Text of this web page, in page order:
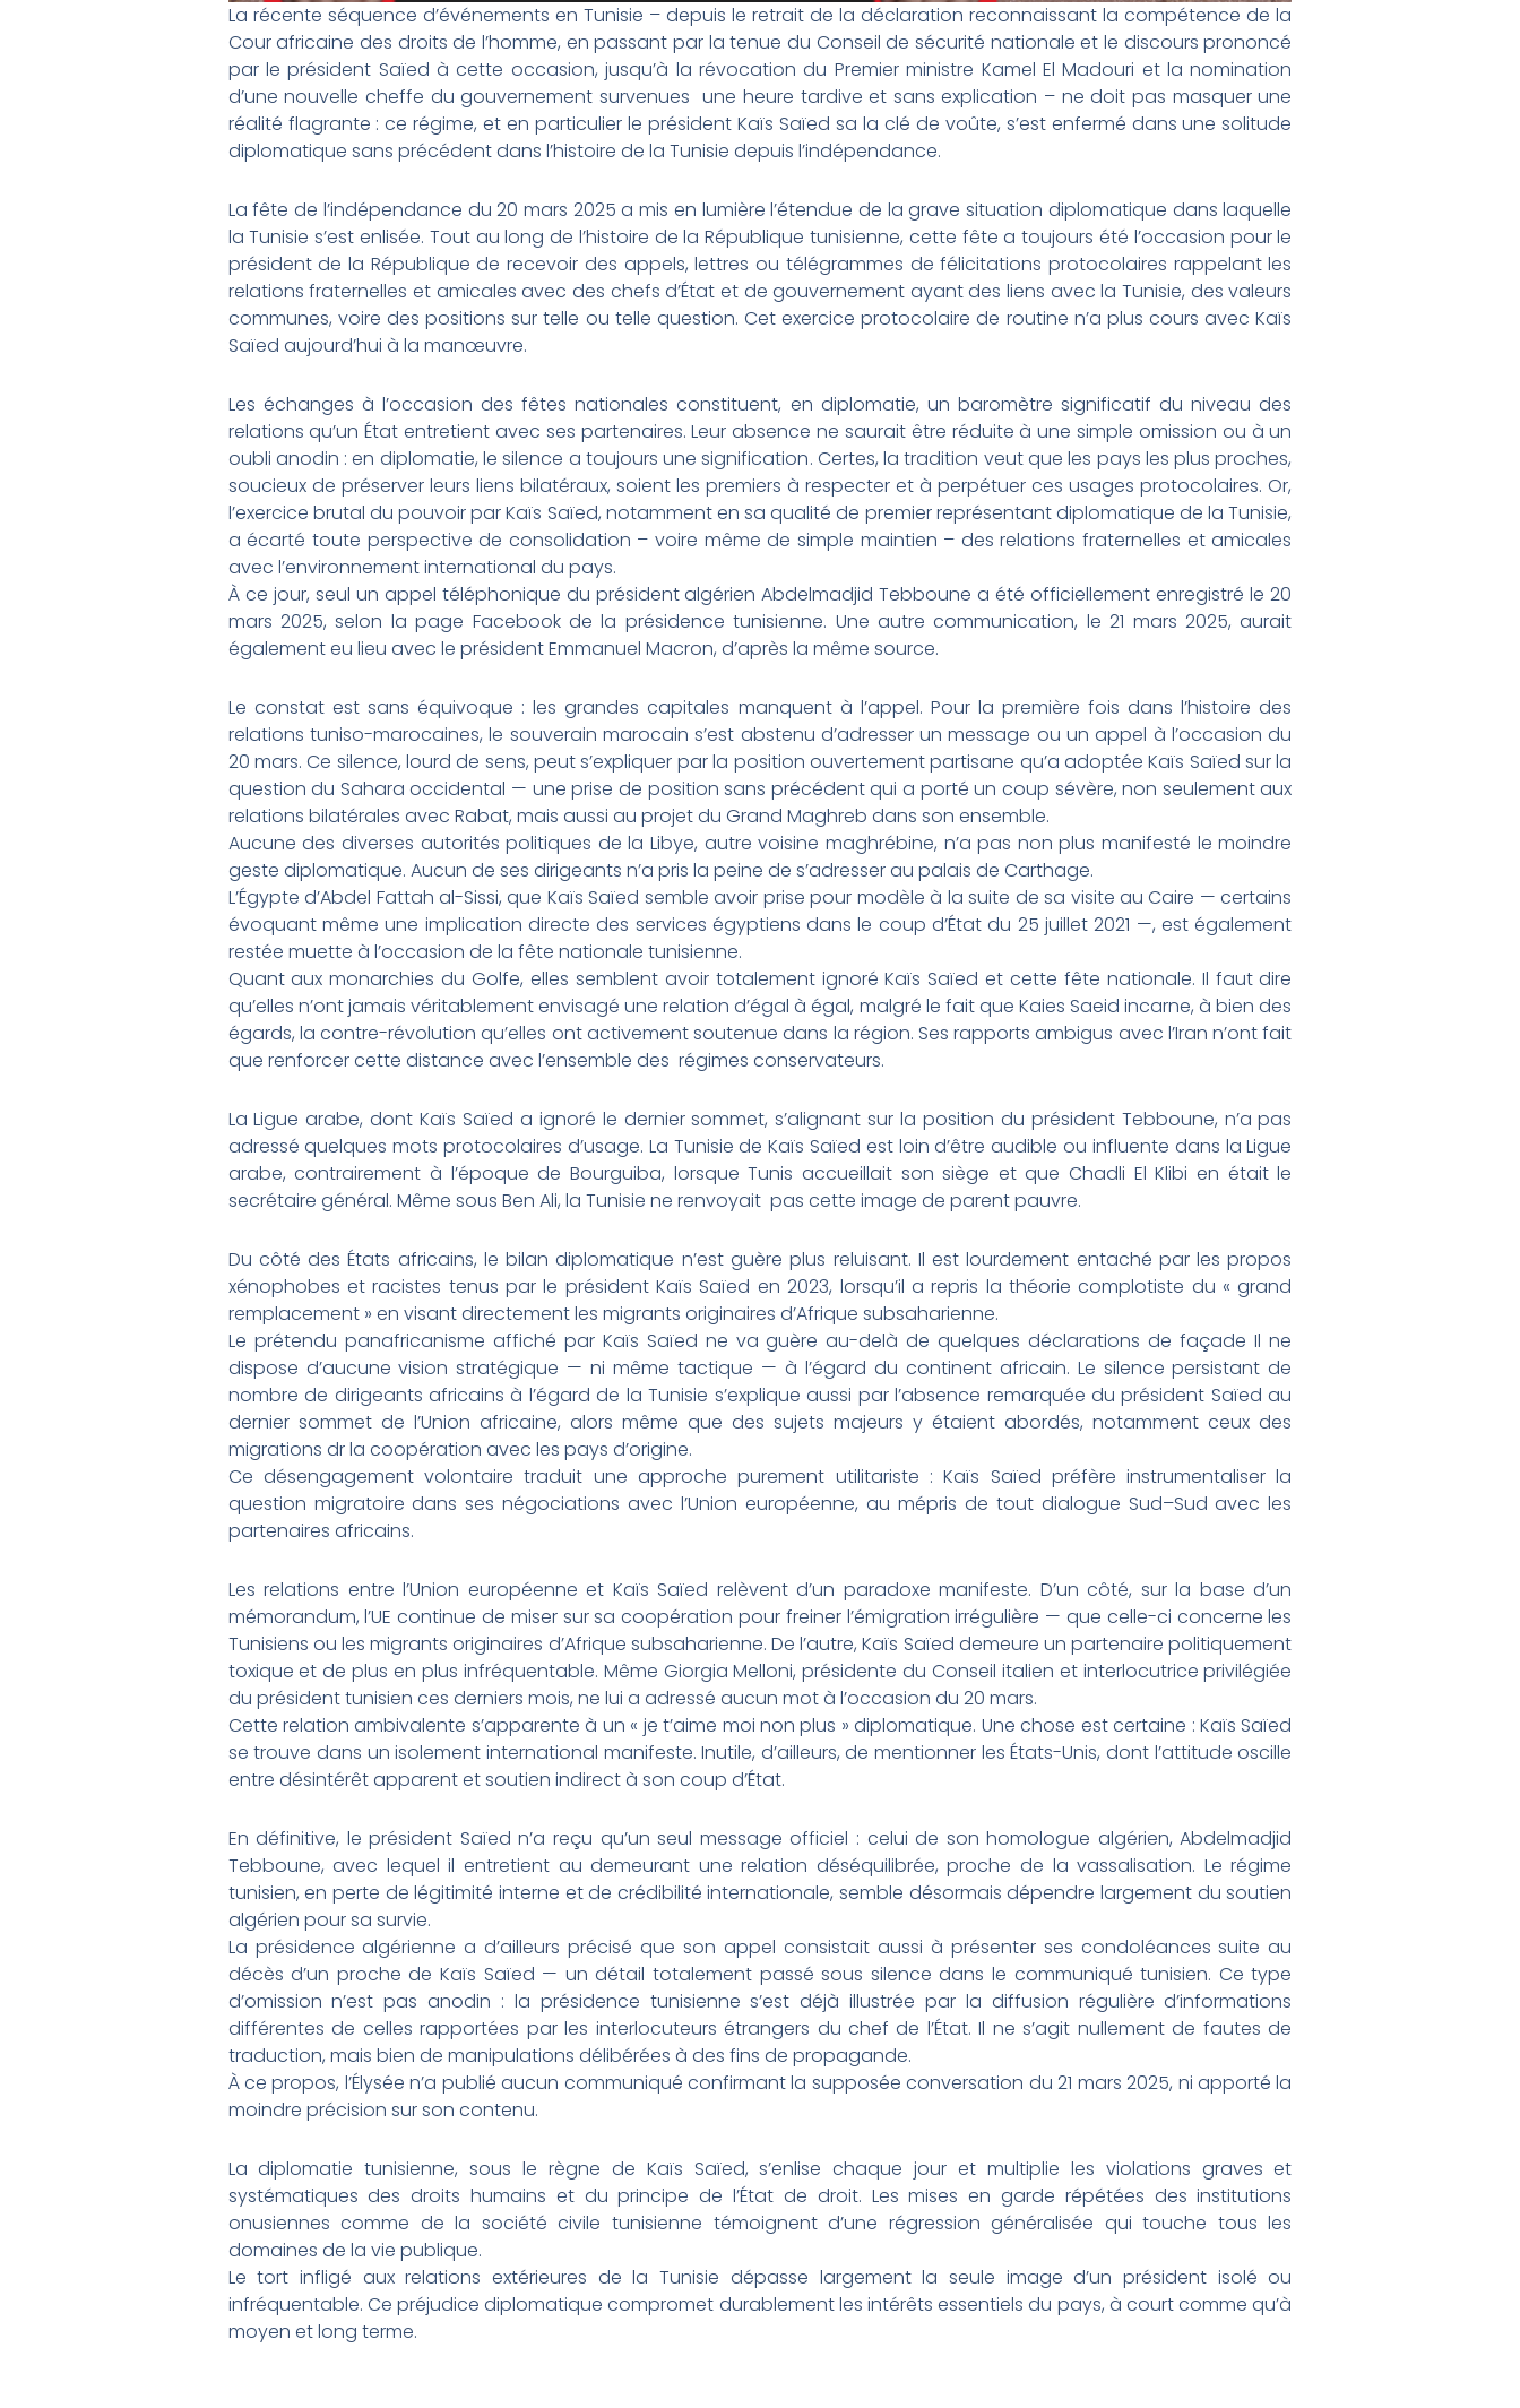
La récente séquence d’événements en Tunisie – depuis le retrait de la déclaration reconnaissant la compétence de la
Cour africaine des droits de l’homme, en passant par la tenue du Conseil de sécurité nationale et le discours prononcé
par le président Saïed à cette occasion, jusqu’à la révocation du Premier ministre Kamel El Madouri et la nomination
d’une nouvelle cheffe du gouvernement survenues une heure tardive et sans explication – ne doit pas masquer une
réalité flagrante : ce régime, et en particulier le président Kaïs Saïed sa la clé de voûte, s’est enfermé dans une solitude
diplomatique sans précédent dans l’histoire de la Tunisie depuis l’indépendance.
La fête de l’indépendance du 20 mars 2025 a mis en lumière l’étendue de la grave situation diplomatique dans laquelle
la Tunisie s’est enlisée. Tout au long de l’histoire de la République tunisienne, cette fête a toujours été l’occasion pour le
président de la République de recevoir des appels, lettres ou télégrammes de félicitations protocolaires rappelant les
relations fraternelles et amicales avec des chefs d’État et de gouvernement ayant des liens avec la Tunisie, des valeurs
communes, voire des positions sur telle ou telle question. Cet exercice protocolaire de routine n’a plus cours avec Kaïs
Saïed aujourd’hui à la manœuvre.
Les échanges à l’occasion des fêtes nationales constituent, en diplomatie, un baromètre significatif du niveau des
relations qu’un État entretient avec ses partenaires. Leur absence ne saurait être réduite à une simple omission ou à un
oubli anodin : en diplomatie, le silence a toujours une signification. Certes, la tradition veut que les pays les plus proches,
soucieux de préserver leurs liens bilatéraux, soient les premiers à respecter et à perpétuer ces usages protocolaires. Or,
l’exercice brutal du pouvoir par Kaïs Saïed, notamment en sa qualité de premier représentant diplomatique de la Tunisie,
a écarté toute perspective de consolidation – voire même de simple maintien – des relations fraternelles et amicales
avec l’environnement international du pays.
À ce jour, seul un appel téléphonique du président algérien Abdelmadjid Tebboune a été officiellement enregistré le 20
mars 2025, selon la page Facebook de la présidence tunisienne. Une autre communication, le 21 mars 2025, aurait
également eu lieu avec le président Emmanuel Macron, d’après la même source.
Le constat est sans équivoque : les grandes capitales manquent à l’appel. Pour la première fois dans l’histoire des
relations tuniso-marocaines, le souverain marocain s’est abstenu d’adresser un message ou un appel à l’occasion du
20 mars. Ce silence, lourd de sens, peut s’expliquer par la position ouvertement partisane qu’a adoptée Kaïs Saïed sur la
question du Sahara occidental — une prise de position sans précédent qui a porté un coup sévère, non seulement aux
relations bilatérales avec Rabat, mais aussi au projet du Grand Maghreb dans son ensemble.
Aucune des diverses autorités politiques de la Libye, autre voisine maghrébine, n’a pas non plus manifesté le moindre
geste diplomatique. Aucun de ses dirigeants n’a pris la peine de s’adresser au palais de Carthage.
L’Égypte d’Abdel Fattah al-Sissi, que Kaïs Saïed semble avoir prise pour modèle à la suite de sa visite au Caire — certains
évoquant même une implication directe des services égyptiens dans le coup d’État du 25 juillet 2021 —, est également
restée muette à l’occasion de la fête nationale tunisienne.
Quant aux monarchies du Golfe, elles semblent avoir totalement ignoré Kaïs Saïed et cette fête nationale. Il faut dire
qu’elles n’ont jamais véritablement envisagé une relation d’égal à égal, malgré le fait que Kaies Saeid incarne, à bien des
égards, la contre-révolution qu’elles ont activement soutenue dans la région. Ses rapports ambigus avec l’Iran n’ont fait
que renforcer cette distance avec l’ensemble des régimes conservateurs.
La Ligue arabe, dont Kaïs Saïed a ignoré le dernier sommet, s’alignant sur la position du président Tebboune, n’a pas
adressé quelques mots protocolaires d’usage. La Tunisie de Kaïs Saïed est loin d’être audible ou influente dans la Ligue
arabe, contrairement à l’époque de Bourguiba, lorsque Tunis accueillait son siège et que Chadli El Klibi en était le
secrétaire général. Même sous Ben Ali, la Tunisie ne renvoyait pas cette image de parent pauvre.
Du côté des États africains, le bilan diplomatique n’est guère plus reluisant. Il est lourdement entaché par les propos
xénophobes et racistes tenus par le président Kaïs Saïed en 2023, lorsqu’il a repris la théorie complotiste du « grand
remplacement » en visant directement les migrants originaires d’Afrique subsaharienne.
Le prétendu panafricanisme affiché par Kaïs Saïed ne va guère au-delà de quelques déclarations de façade Il ne
dispose d’aucune vision stratégique — ni même tactique — à l’égard du continent africain. Le silence persistant de
nombre de dirigeants africains à l’égard de la Tunisie s’explique aussi par l’absence remarquée du président Saïed au
dernier sommet de l’Union africaine, alors même que des sujets majeurs y étaient abordés, notamment ceux des
migrations dr la coopération avec les pays d’origine.
Ce désengagement volontaire traduit une approche purement utilitariste : Kaïs Saïed préfère instrumentaliser la
question migratoire dans ses négociations avec l’Union européenne, au mépris de tout dialogue Sud–Sud avec les
partenaires africains.
Les relations entre l’Union européenne et Kaïs Saïed relèvent d’un paradoxe manifeste. D’un côté, sur la base d’un
mémorandum, l’UE continue de miser sur sa coopération pour freiner l’émigration irrégulière — que celle-ci concerne les
Tunisiens ou les migrants originaires d’Afrique subsaharienne. De l’autre, Kaïs Saïed demeure un partenaire politiquement
toxique et de plus en plus infréquentable. Même Giorgia Melloni, présidente du Conseil italien et interlocutrice privilégiée
du président tunisien ces derniers mois, ne lui a adressé aucun mot à l’occasion du 20 mars.
Cette relation ambivalente s’apparente à un « je t’aime moi non plus » diplomatique. Une chose est certaine : Kaïs Saïed
se trouve dans un isolement international manifeste. Inutile, d’ailleurs, de mentionner les États-Unis, dont l’attitude oscille
entre désintérêt apparent et soutien indirect à son coup d’État.
En définitive, le président Saïed n’a reçu qu’un seul message officiel : celui de son homologue algérien, Abdelmadjid
Tebboune, avec lequel il entretient au demeurant une relation déséquilibrée, proche de la vassalisation. Le régime
tunisien, en perte de légitimité interne et de crédibilité internationale, semble désormais dépendre largement du soutien
algérien pour sa survie.
La présidence algérienne a d’ailleurs précisé que son appel consistait aussi à présenter ses condoléances suite au
décès d’un proche de Kaïs Saïed — un détail totalement passé sous silence dans le communiqué tunisien. Ce type
d’omission n’est pas anodin : la présidence tunisienne s’est déjà illustrée par la diffusion régulière d’informations
différentes de celles rapportées par les interlocuteurs étrangers du chef de l’État. Il ne s’agit nullement de fautes de
traduction, mais bien de manipulations délibérées à des fins de propagande.
À ce propos, l’Élysée n’a publié aucun communiqué confirmant la supposée conversation du 21 mars 2025, ni apporté la
moindre précision sur son contenu.
La diplomatie tunisienne, sous le règne de Kaïs Saïed, s’enlise chaque jour et multiplie les violations graves et
systématiques des droits humains et du principe de l’État de droit. Les mises en garde répétées des institutions
onusiennes comme de la société civile tunisienne témoignent d’une régression généralisée qui touche tous les
domaines de la vie publique.
Le tort infligé aux relations extérieures de la Tunisie dépasse largement la seule image d’un président isolé ou
infréquentable. Ce préjudice diplomatique compromet durablement les intérêts essentiels du pays, à court comme qu’à
moyen et long terme.